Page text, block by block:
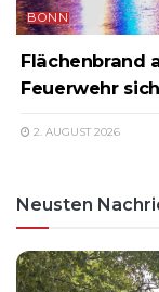
BONN
Flächenbrand
Feuerwehr
2. AUGUST 2026
Neusten